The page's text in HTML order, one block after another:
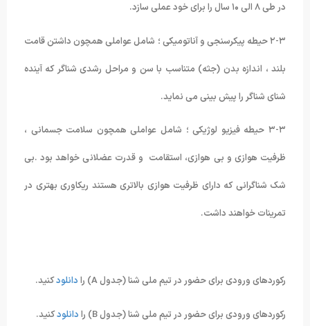
در طی ۸ الی ۱۰ سال را برای خود عملی سازد.
۲-۳ حیطه پیکرسنجی و آناتومیکی ؛ شامل عواملی همچون داشتن قامت
بلند ، اندازه بدن (جثه) متناسب با سن و مراحل رشدی شناگر که آینده
شنای شناگر را پیش بینی می نماید.
۳-۳ حیطه فیزیو لوژیکی ؛ شامل عواملی همچون سلامت جسمانی ،
ظرفیت هوازی و بی هوازی، استقامت و قدرت عضلانی خواهد بود .بی
شک شناگرانی که دارای ظرفیت هوازی بالاتری هستند ریکاوری بهتری در
تمرینات خواهند داشت.
رکوردهای ورودی برای حضور در تیم ملی شنا (جدول A) را دانلودکنید.
رکوردهای ورودی برای حضور در تیم ملی شنا (جدول B) را دانلودکنید.